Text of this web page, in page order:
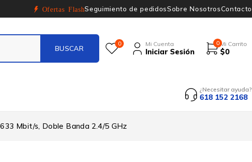
Ofertas FlashSeguimiento de pedidosSobre NosotrosContacto
0 Mi Cuenta
Iniciar Sesión
0 Mi Carrito
$0
¿Necesitar ayuda?
618 152 2168
Mbit/s, Doble Banda 2.4/5 GHz